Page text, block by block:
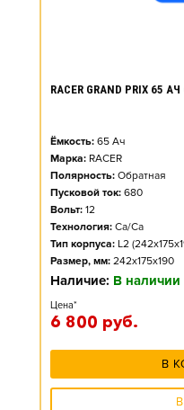
RACER GRAND PRIX 65
Ёмкость: 65 Ач
Марка: RACER
Полярность: Обратная
Пусковой ток: 680
Вольт: 12
Технология: Ca/Ca
Тип корпуса: L2
Размер, мм: 242x175x190
Наличие: В наличии
Цена*
6 800 руб.
В